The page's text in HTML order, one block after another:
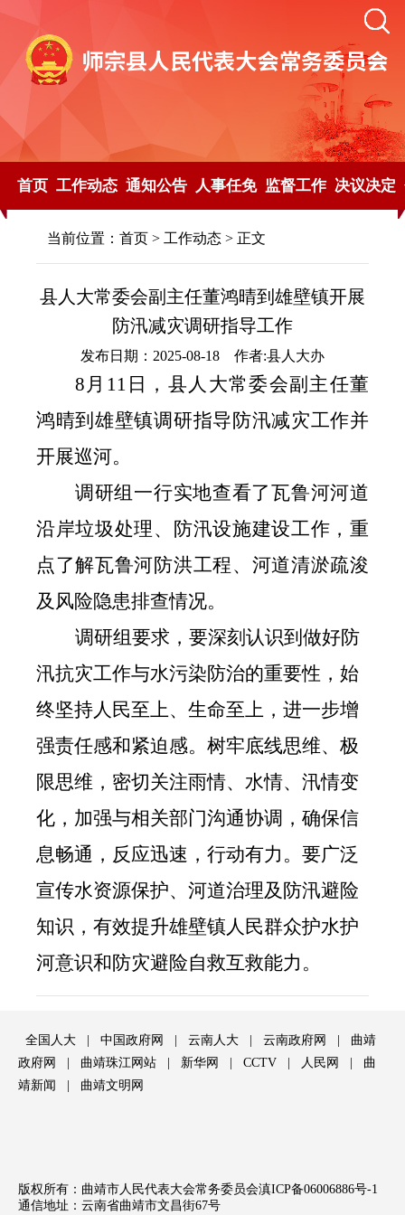
首页 工作动态 通知公告 人事任免 监督工作 决议决定
当前位置： 首页 > 工作动态 > 正文
县人大常委会副主任董鸿晴到雄壁镇开展
防汛减灾调研指导工作
发布日期：2025-08-18 作者:县人大办
8 月 11 日，县人大常委会副 主任董
鸿晴到雄壁镇调研指导防汛减灾工作并
开展巡河。
调研组一行实地查看了瓦鲁河河道
沿岸垃圾处理、防汛设施建设工作，重
点了解瓦鲁河防洪工程、河道清淤疏浚
及风险隐患排查情况。
调研组要求 ， 要深刻认识到做好防
汛抗灾工作与水污染防治的重要性，始
终坚持人民至上、生命至上，进一步增
强责任感和紧迫感。树牢底线思维、极
限思维 ，密切关注雨情、水情、汛情变
化，加强与相关部门沟通协调，确保信
息畅通，反应迅速，行动有力。要广泛
宣传水资源保护、河道治理及防汛避险
知识，有效提升雄壁镇人民群众护水护
河意识和防灾避险自救互救能力。
全国人大 | 中国政府网 | 云南人大 | 云南政府网 |
曲靖
政府网
| 曲靖珠江网站 | 新华网 | CCTV | 人民网 |
曲
靖新闻
| 曲靖文明网
版权所有：曲靖市人民代表大会常务委员会滇ICP备06006886号-1
通信地址：云南省曲靖市文昌街67号